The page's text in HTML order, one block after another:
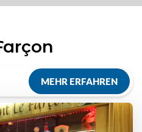
MEHR ERFAHREN